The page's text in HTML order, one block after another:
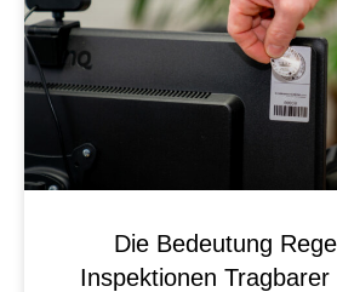
Die Bedeutung
Inspektionen